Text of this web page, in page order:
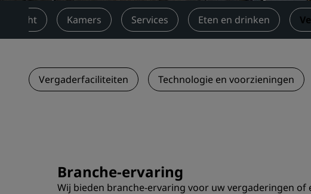
Kamers Services Eten en drinken
Vergaderfaciliteiten Technologie en voorzieningen
Branche-ervaring
Wij bieden branche-ervaring voor uw vergaderingen of